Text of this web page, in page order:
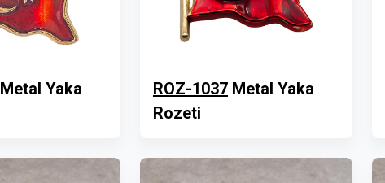
Metal Yaka
ROZ-1037 Metal Yaka
Rozeti